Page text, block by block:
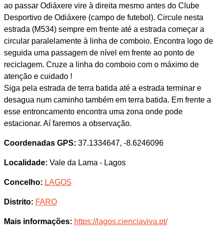
ao passar Odiáxere vire à direita mesmo antes do Clube
Desportivo de Odiáxere (campo de futebol). Circule nesta
estrada (M534) sempre em frente até a estrada começar a
circular paralelamente à linha de comboio. Encontra logo de
seguida uma passagem de nível em frente ao ponto de
reciclagem. Cruze a linha do comboio com o máximo de
atenção e cuidado !
Siga pela estrada de terra batida até a estrada terminar e
desagua num caminho também em terra batida. Em frente a
esse entroncamento encontra uma zona onde pode
estacionar. Aí faremos a observação.
Coordenadas GPS: 37.1334647, -8.6246096
Localidade: Vale da Lama - Lagos
Concelho: LAGOS
Distrito: FARO
Mais informações: https://lagos.cienciaviva.pt/